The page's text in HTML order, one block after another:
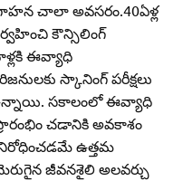
చాలా అవసరం.40ఏళ్ల
కౌన్సిలింగ్‌
ఈవ్యాధి
స్కానింగ్‌ పరీక్షలు
సకాలంలో ఈవ్యాధి
చడానికి అవకాశం
ఉత్తమ
జీవనశైలి అలవర్చు